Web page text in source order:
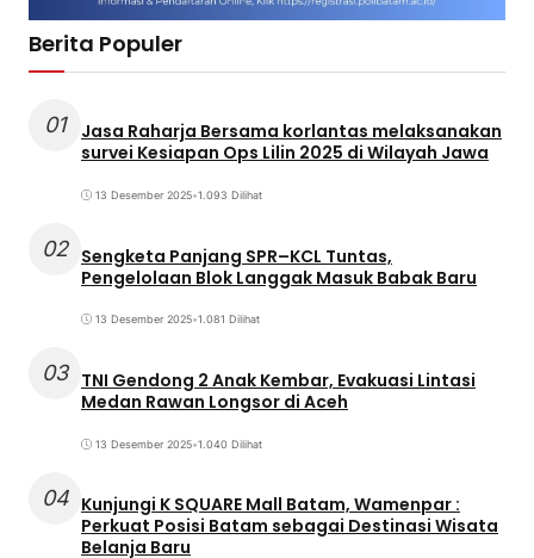
Berita Populer
01
Jasa Raharja Bersama korlantas melaksanakan
survei Kesiapan Ops Lilin 2025 di Wilayah Jawa
13 Desember 2025•1.093 Dilihat
02 Sengketa Panjang SPR–KCL Tuntas,
Pengelolaan Blok Langgak Masuk Babak Baru
13 Desember 2025•1.081 Dilihat
03 TNI Gendong 2 Anak Kembar, Evakuasi Lintasi
Medan Rawan Longsor di Aceh
13 Desember 2025•1.040 Dilihat
04 Kunjungi K SQUARE Mall Batam, Wamenpar :
Perkuat Posisi Batam sebagai Destinasi Wisata
Belanja Baru